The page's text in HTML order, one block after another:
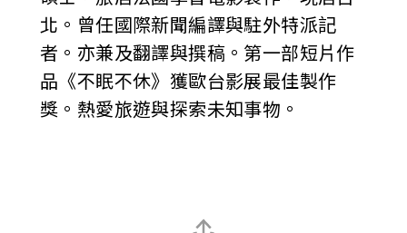
北。曾任國際新聞編譯與駐外特派記
者。亦兼及翻譯與撰稿。第一部短片作
品《不眠不休》獲歐台影展最佳製作
獎。熱愛旅遊與探索未知事物。